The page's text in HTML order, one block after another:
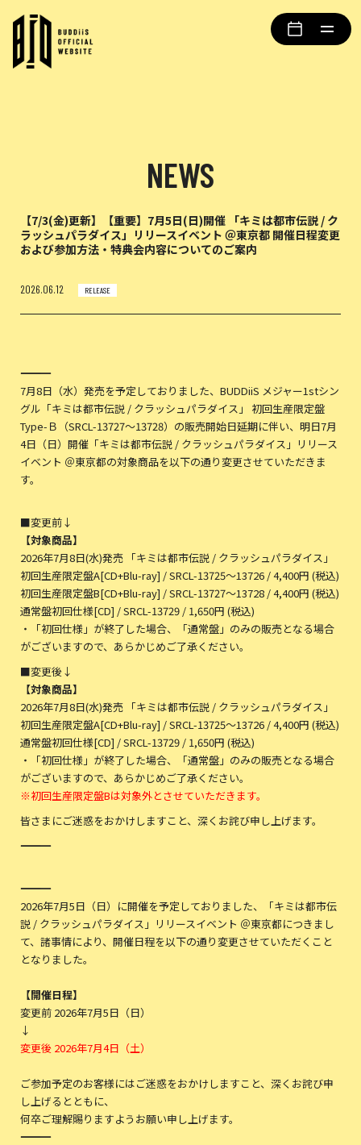
NEWS
【7/3(金)更新】【重要】7月5日(日)開催 「キミは都市伝説 / ク
ラッシュパラダイス」リリースイベント ＠東京都 開催日程変更
および参加方法・特典会内容についてのご案内
2026.06.12 RELEASE
――――――――――――――――――――
7月8日（水）発売を予定しておりました、BUDDiiS メジャー1stシン
グル「キミは都市伝説 / クラッシュパラダイス」 初回生産限定盤
Type-Ｂ（SRCL-13727～13728）の販売開始日延期に伴い、明日7月
4日（日）開催「キミは都市伝説 / クラッシュパラダイス」リリース
イベント ＠東京都の対象商品を以下の通り変更させていただきま
す。
■変更前↓
【対象商品】
2026年7月8日(水)発売 「キミは都市伝説 / クラッシュパラダイス」
初回生産限定盤A[CD+Blu-ray] / SRCL-13725〜13726 / 4,400円 (税込)
初回生産限定盤B[CD+Blu-ray] / SRCL-13727〜13728 / 4,400円 (税込)
通常盤初回仕様[CD] / SRCL-13729 / 1,650円 (税込)
・「初回仕様」が終了した場合、「通常盤」のみの販売となる場合
がございますので、あらかじめご了承ください。
■変更後↓
【対象商品】
2026年7月8日(水)発売 「キミは都市伝説 / クラッシュパラダイス」
初回生産限定盤A[CD+Blu-ray] / SRCL-13725〜13726 / 4,400円 (税込)
通常盤初回仕様[CD] / SRCL-13729 / 1,650円 (税込)
・「初回仕様」が終了した場合、「通常盤」のみの販売となる場合
がございますので、あらかじめご了承ください。
※初回生産限定盤Bは対象外とさせていただきます。
皆さまにご迷惑をおかけしますこと、深くお詫び申し上げます。
――――――――――――――――――――
――――――――――――――――――――
2026年7月5日（日）に開催を予定しておりました、「キミは都市伝
説 / クラッシュパラダイス」リリースイベント ＠東京都につきまし
て、諸事情により、開催日程を以下の通り変更させていただくこと
となりました。
【開催日程】
変更前 2026年7月5日（日）
↓
変更後 2026年7月4日（土）
ご参加予定のお客様にはご迷惑をおかけしますこと、深くお詫び申
し上げるとともに、
何卒ご理解賜りますようお願い申し上げます。
――――――――――――――――――――